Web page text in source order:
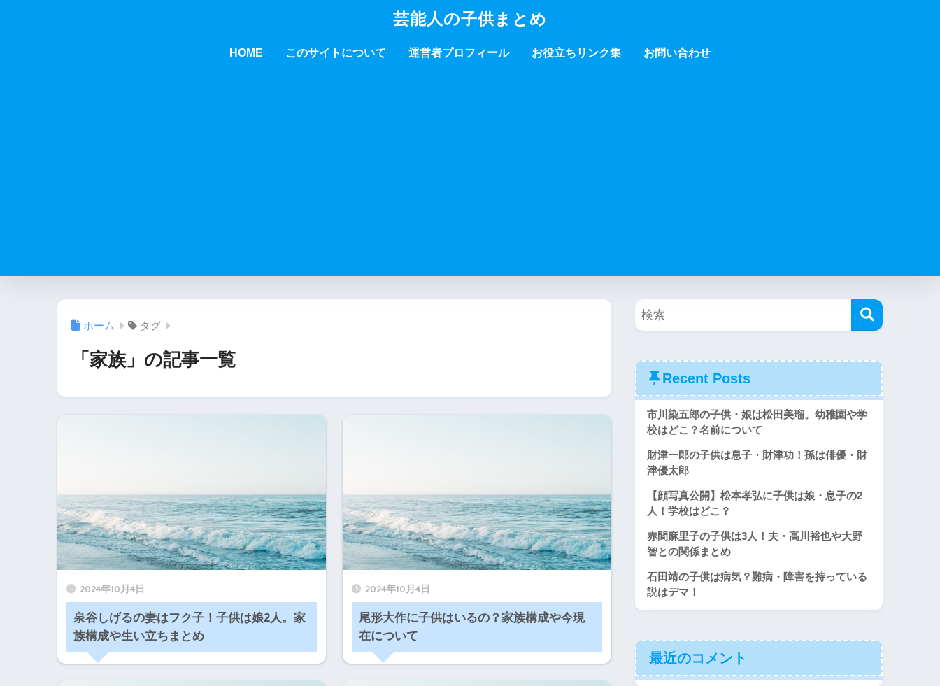
芸能人の子供まとめ
HOME このサイトについて 運営者プロフィール お役立ちリンク集 お問い合わせ
ホーム タグ
「家族」の記事一覧
2024年10月4日
泉谷しげるの妻はフク子！子供は娘2人。家
族構成や生い立ちまとめ
2024年10月4日
尾形大作に子供はいるの？家族構成や今現
在について
Recent Posts
市川染五郎の子供・娘は松田美瑠。幼稚園や学
校はどこ？名前について
財津一郎の子供は息子・財津功！孫は俳優・財
津優太郎
【顔写真公開】松本孝弘に子供は娘・息子の2
人！学校はどこ？
赤間麻里子の子供は3人！夫・高川裕也や大野
智との関係まとめ
石田靖の子供は病気？難病・障害を持っている
説はデマ！
最近のコメント